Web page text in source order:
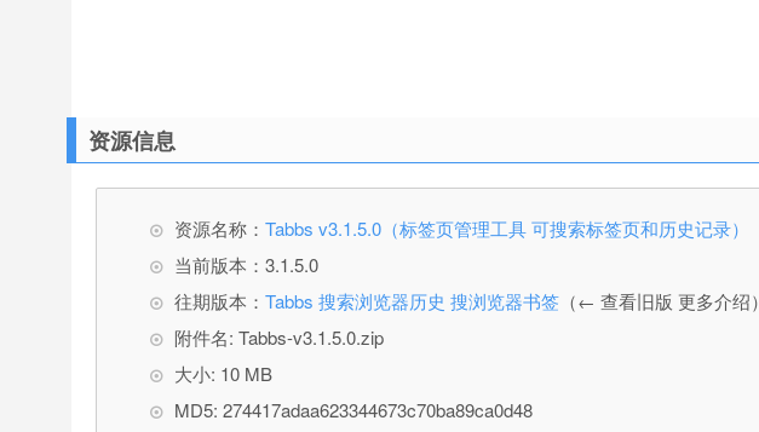
资源信息
资源名称： Tabbs v3.1.5.0（标签页管理工具 可搜索标签页和历史记录）
当前版本：3.1.5.0
往期版本： Tabbs 搜索浏览器历史 搜浏览器书签 （← 查看旧版 更多介绍）
附件名: Tabbs-v3.1.5.0.zip
大小: 10 MB
MD5: 274417adaa623344673c70ba89ca0d48